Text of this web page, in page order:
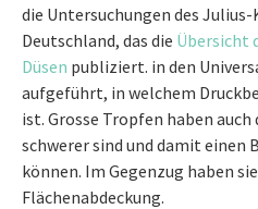
die Untersuchungen des
Deutschland, das die Übersicht
Düsen publiziert. in den
aufgeführt, in welchem
ist. Grosse Tropfen haben auch
schwerer sind und damit einen
können. Im Gegenzug haben
Flächenabdeckung.